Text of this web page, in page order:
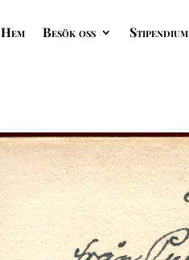
Hem Besök oss Stipendium